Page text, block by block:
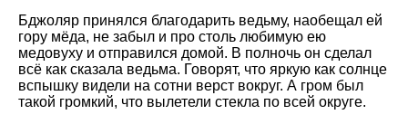
Бджоляр принялся благодарить ведьму, наобещал ей
гору мёда, не забыл и про столь любимую ею
медовуху и отправился домой. В полночь он сделал
всё как сказала ведьма. Говорят, что яркую как солнце
вспышку видели на сотни верст вокруг. А гром был
такой громкий, что вылетели стекла по всей округе.